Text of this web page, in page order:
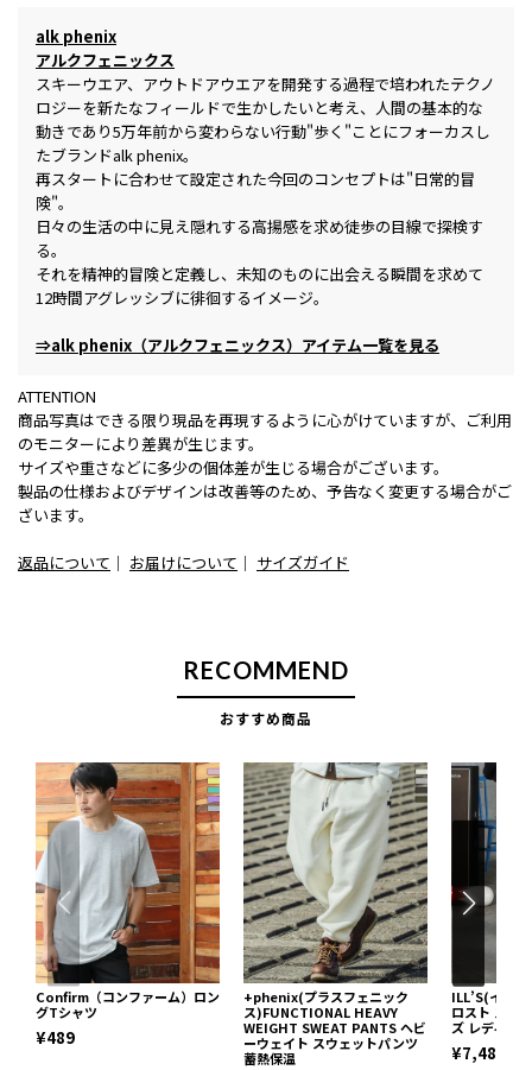
alk phenix
アルクフェニックス
スキーウエア、アウトドアウエアを開発する過程で培われたテクノ
ロジーを新たなフィールドで生かしたいと考え、人間の基本的な
動きであり5万年前から変わらない行動"歩く"ことにフォーカスし
たブランドalk phenix。
再スタートに合わせて設定された今回のコンセプトは"日常的冒
険"。
日々の生活の中に見え隠れする高揚感を求め徒歩の目線で探検す
る。
それを精神的冒険と定義し、未知のものに出会える瞬間を求めて
12時間アグレッシブに徘徊するイメージ。
⇒alk phenix（アルクフェニックス）アイテム一覧を見る
ATTENTION
商品写真はできる限り現品を再現するように心がけていますが、ご利用
のモニターにより差異が生じます。
サイズや重さなどに多少の個体差が生じる場合がございます。
製品の仕様およびデザインは改善等のため、予告なく変更する場合がご
ざいます。
返品について ｜ お届けについて ｜ サイズガイド
RECOMMEND
おすすめ商品
Confirm（コンファーム）ロン
グTシャツ
¥489
+phenix(プラスフェニック
ス)FUNCTIONAL HEAVY
WEIGHT SWEAT PANTS ヘビ
ーウェイト スウェットパンツ
蓄熱保温
ILL’S(イル
ロスト スウ
ズ レディー
¥7,489